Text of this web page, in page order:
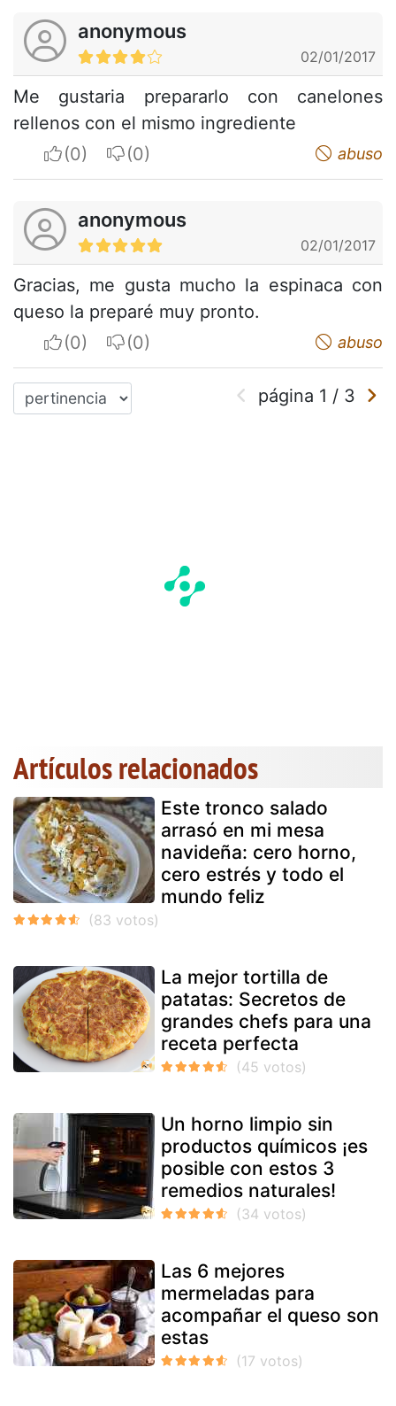
anonymous
02/01/2017
Me gustaria prepararlo con canelones
rellenos con el mismo ingrediente
I apreciateI do not appreciate abuso
anonymous
02/01/2017
Gracias, me gusta mucho la espinaca con
queso la preparé muy pronto.
I apreciateI do not appreciate abuso
página 1 / 3
Artículos relacionados
Este tronco salado
arrasó en mi mesa
navideña: cero horno,
cero estrés y todo el
mundo feliz
La mejor tortilla de
patatas: Secretos de
grandes chefs para una
receta perfecta
Un horno limpio sin
productos químicos ¡es
posible con estos 3
remedios naturales!
Las 6 mejores
mermeladas para
acompañar el queso son
estas